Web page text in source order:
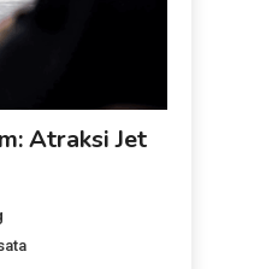
Atraksi Jet